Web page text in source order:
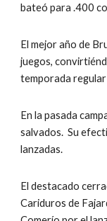
bateó para .400
El mejor año de
juegos,
temporada
En la pasada
salvados.  Su
lanzadas.
El destacado
Cariduros de